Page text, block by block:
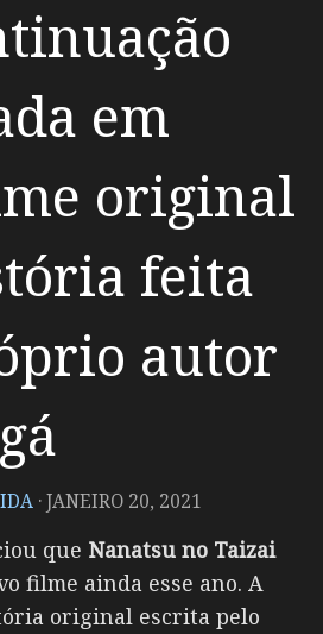
em
original
feita
autor
·JANEIRO 20, 2021
que Nanatsu no Taizai
filme ainda esse ano. A
original escrita pelo